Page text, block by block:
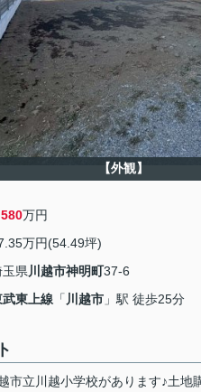
【外観】
万円
万円(54.49坪)
玉県川越市神明町37-6
武東上線 「 川越市 」駅 徒歩25分
市立川越小学校があります♪土